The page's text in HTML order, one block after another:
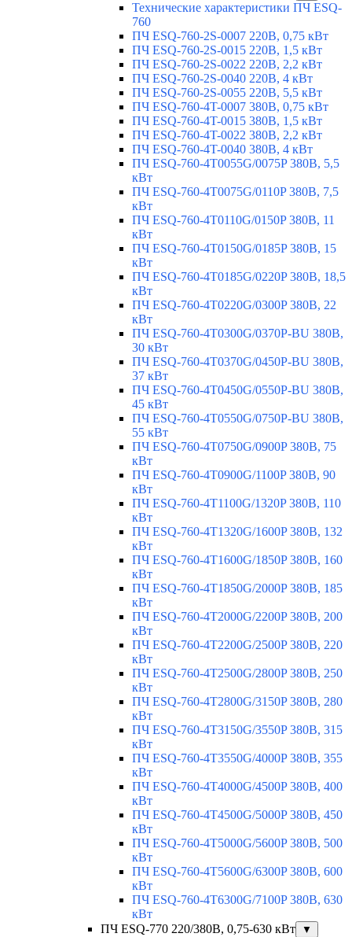
Технические характеристики ПЧ ESQ-
760
ПЧ ESQ-760-2S-0007 220В, 0,75 кВт
ПЧ ESQ-760-2S-0015 220В, 1,5 кВт
ПЧ ESQ-760-2S-0022 220В, 2,2 кВт
ПЧ ESQ-760-2S-0040 220В, 4 кВт
ПЧ ESQ-760-2S-0055 220В, 5,5 кВт
ПЧ ESQ-760-4T-0007 380В, 0,75 кВт
ПЧ ESQ-760-4T-0015 380В, 1,5 кВт
ПЧ ESQ-760-4T-0022 380В, 2,2 кВт
ПЧ ESQ-760-4T-0040 380В, 4 кВт
ПЧ ESQ-760-4T0055G/0075P 380В, 5,5
кВт
ПЧ ESQ-760-4T0075G/0110P 380В, 7,5
кВт
ПЧ ESQ-760-4T0110G/0150P 380В, 11
кВт
ПЧ ESQ-760-4T0150G/0185P 380В, 15
кВт
ПЧ ESQ-760-4T0185G/0220P 380В, 18,5
кВт
ПЧ ESQ-760-4T0220G/0300P 380В, 22
кВт
ПЧ ESQ-760-4T0300G/0370P-BU 380В,
30 кВт
ПЧ ESQ-760-4T0370G/0450P-BU 380В,
37 кВт
ПЧ ESQ-760-4T0450G/0550P-BU 380В,
45 кВт
ПЧ ESQ-760-4T0550G/0750P-BU 380В,
55 кВт
ПЧ ESQ-760-4T0750G/0900P 380В, 75
кВт
ПЧ ESQ-760-4T0900G/1100P 380В, 90
кВт
ПЧ ESQ-760-4T1100G/1320P 380В, 110
кВт
ПЧ ESQ-760-4T1320G/1600P 380В, 132
кВт
ПЧ ESQ-760-4T1600G/1850P 380В, 160
кВт
ПЧ ESQ-760-4T1850G/2000P 380В, 185
кВт
ПЧ ESQ-760-4T2000G/2200P 380В, 200
кВт
ПЧ ESQ-760-4T2200G/2500P 380В, 220
кВт
ПЧ ESQ-760-4T2500G/2800P 380В, 250
кВт
ПЧ ESQ-760-4T2800G/3150P 380В, 280
кВт
ПЧ ESQ-760-4T3150G/3550P 380В, 315
кВт
ПЧ ESQ-760-4T3550G/4000P 380В, 355
кВт
ПЧ ESQ-760-4T4000G/4500P 380В, 400
кВт
ПЧ ESQ-760-4T4500G/5000P 380В, 450
кВт
ПЧ ESQ-760-4T5000G/5600P 380В, 500
кВт
ПЧ ESQ-760-4T5600G/6300P 380В, 600
кВт
ПЧ ESQ-760-4T6300G/7100P 380В, 630
кВт
ПЧ ESQ-770 220/380В, 0,75-630 кВт
▼